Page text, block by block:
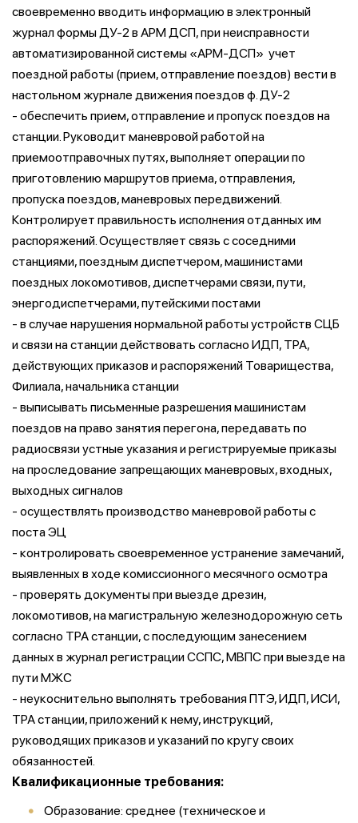
своевременно вводить информацию в электронный
журнал формы ДУ-2 в АРМ ДСП, при неисправности
автоматизированной системы «АРМ-ДСП» учет
поездной работы (прием, отправление поездов) вести в
настольном журнале движения поездов ф. ДУ-2
- обеспечить прием, отправление и пропуск поездов на
станции. Руководит маневровой работой на
приемоотправочных путях, выполняет операции по
приготовлению маршрутов приема, отправления,
пропуска поездов, маневровых передвижений.
Контролирует правильность исполнения отданных им
распоряжений. Осуществляет связь с соседними
станциями, поездным диспетчером, машинистами
поездных локомотивов, диспетчерами связи, пути,
энергодиспетчерами, путейскими постами
- в случае нарушения нормальной работы устройств СЦБ
и связи на станции действовать согласно ИДП, ТРА,
действующих приказов и распоряжений Товарищества,
Филиала, начальника станции
- выписывать письменные разрешения машинистам
поездов на право занятия перегона, передавать по
радиосвязи устные указания и регистрируемые приказы
на проследование запрещающих маневровых, входных,
выходных сигналов
- осуществлять производство маневровой работы с
поста ЭЦ
- контролировать своевременное устранение замечаний,
выявленных в ходе комиссионного месячного осмотра
- проверять документы при выезде дрезин,
локомотивов, на магистральную железнодорожную сеть
согласно ТРА станции, с последующим занесением
данных в журнал регистрации ССПС, МВПС при выезде на
пути МЖС
- неукоснительно выполнять требования ПТЭ, ИДП, ИСИ,
ТРА станции, приложений к нему, инструкций,
руководящих приказов и указаний по кругу своих
обязанностей.
Квалификационные требования:
Образование: среднее (техническое и